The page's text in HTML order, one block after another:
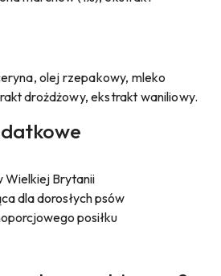
olej rzepakowy, mleko
drożdżowy, ekstrakt waniliowy.
Wielkiej Brytanii
dla dorosłych psów
posiłku